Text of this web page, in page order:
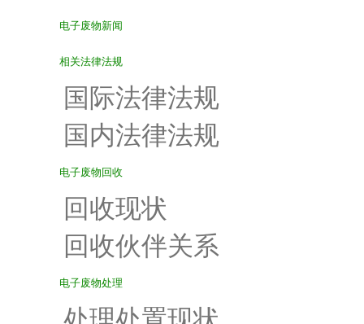
电子废物新闻
相关法律法规
国际法律法规
国内法律法规
电子废物回收
回收现状
回收伙伴关系
电子废物处理